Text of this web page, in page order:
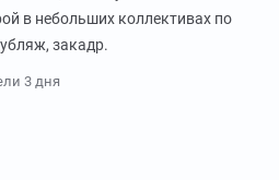
в небольших коллективах по
закадр.
3 дня